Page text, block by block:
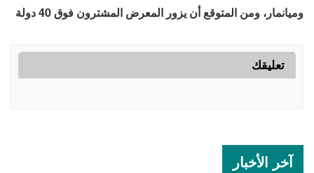
وميانمار، ومن المتوقع أن يزور المعرض المشترون فوق 40 دولة
تعليقك
آخر الأخبار